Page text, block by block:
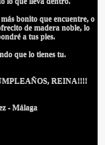
bonito que encuentre, o
de madera noble, lo
a tus pies.
que lo tienes tu.
REINA!!!!
- Málaga